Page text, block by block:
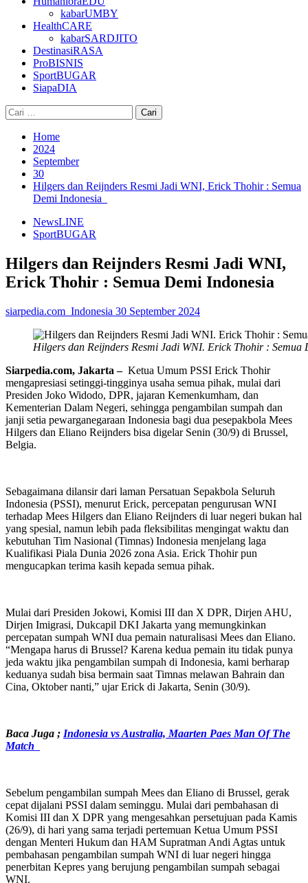
kabarUMBY
HealthCARE
kabarSARDJITO
DestinasiRASA
ProBISNIS
SportBUGAR
SiapaDIA
Cari
untuk:
Home
2024
September
30
Hilgers dan Reijnders Resmi Jadi WNI, Erick Thohir : Semua
Demi Indonesia
NewsLINE
SportBUGAR
Hilgers dan Reijnders Resmi Jadi WNI,
Erick Thohir : Semua Demi Indonesia
siarpedia.com_Indonesia 30 September 2024
Hilgers dan Reijnders Resmi Jadi WNI. Erick Thohir : Semua
Siarpedia.com, Jakarta –Ketua Umum PSSI Erick Thohir
mengapresiasi setinggi-tingginya usaha semua pihak, mulai dari
Presiden Joko Widodo, DPR, jajaran Kemenkumham, dan
Kementerian Dalam Negeri, sehingga pengambilan sumpah dan
janji setia pewarganegaraan Indonesia bagi dua pesepakbola Mees
Hilgers dan Eliano Reijnders bisa digelar Senin (30/9) di Brussel,
Belgia.
Sebagaimana dilansir dari laman Persatuan Sepakbola Seluruh
Indonesia (PSSI), menurut Erick, percepatan pengurusan WNI
terhadap Mees Hilgers dan Eliano Reijnders di luar negeri bukan hal
yang spesial, namun lebih pada fleksibilitas mengingat waktu dan
kebutuhan Tim Nasional (Timnas) Indonesia menjelang laga
Kualifikasi Piala Dunia 2026 zona Asia. Erick Thohir pun
mengucapkan terima kasih kepada semua pihak.
Mulai dari Presiden Jokowi, Komisi III dan X DPR, Dirjen AHU,
Dirjen Imigrasi, Dukcapil DKI Jakarta yang memungkinkan
percepatan sumpah WNI dua pemain naturalisasi Mees dan Eliano.
“Mengapa harus di Brussel? Karena kedua pemain itu tidak punya
jeda waktu jika pengambilan sumpah di Indonesia, kami berharap
keduanya sudah bisa bermain saat Timnas melawan Bahrain dan
Cina, Oktober nanti,” ujar Erick di Jakarta, Senin (30/9).
Baca Juga ; Indonesia vs Australia, Maarten Paes Man Of The
Match
Sebelum pengambilan sumpah Mees dan Eliano di Brussel, gerak
cepat dijalani PSSI dalam seminggu. Mulai dari pembahasan di
Komisi III dan X DPR yang mengesahkan persetujuan pada Kamis
(26/9), di hari yang sama terjadi pertemuan Ketua Umum PSSI
dengan Menteri Hukum dan HAM Supratman Andi Agtas untuk
pembahasan pengambilan sumpah WNI di luar negeri hingga
penerbitan Kepres yang berujung pengambilan sumpah sebagai
WNI.